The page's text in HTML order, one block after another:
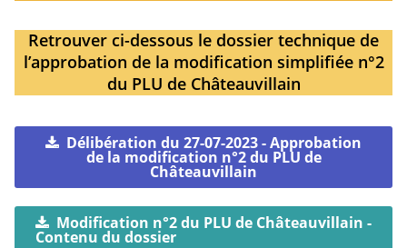
Retrouver ci-dessous le dossier technique de
l’approbation de la modification simplifiée n°2
du PLU de Châteauvillain
Délibération du 27-07-2023 - Approbation
de la modification n°2 du PLU de
Châteauvillain
Modification n°2 du PLU de Châteauvillain -
Contenu du dossier